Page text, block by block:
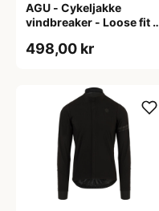
AGU - Cykeljakke
vindbreaker - Loose fit -
498,00 kr